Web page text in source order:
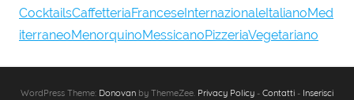
CocktailsCaffetteriaFrancese Internazionale ItalianoMed
iterraneoMenorquinoMessicanoPizzeriaVegetariano
WordPress Theme: Donovan by ThemeZee. Privacy Policy - Contatti - Inserisci